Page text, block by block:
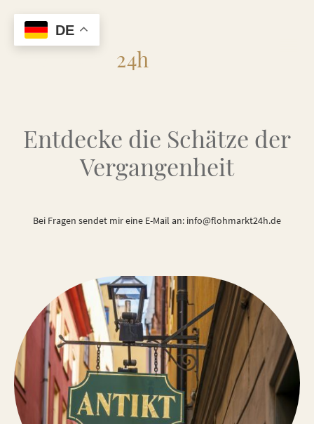
24h
Entdecke die Schätze der
Vergangenheit
Bei Fragen sendet mir eine E-Mail an: info@flohmarkt24h.de
DE